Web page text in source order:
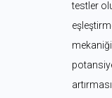
testler